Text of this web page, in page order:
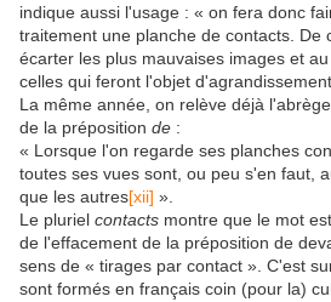
indique aussi l'usage : « on fera donc
traitement une planche de contacts. De
écarter les plus mauvaises images et
celles qui feront l'objet d'agrandissement
La même année, on relève déjà
de la préposition de :
« Lorsque l'on regarde ses planches
toutes ses vues sont, ou peu s'en faut,
que les autres[xii] ».
Le pluriel contacts montre que le mot
de l'effacement de la préposition de
sens de « tirages par contact ». C'est
sont formés en français coin (pour la)